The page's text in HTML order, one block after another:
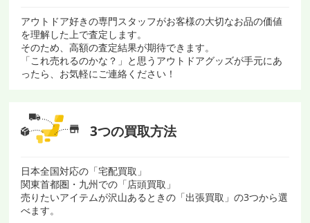
アウトドア好きの専門スタッフがお客様の大切なお品の価値
を理解した上で査定します。
そのため、高額の査定結果が期待できます。
「これ売れるのかな？」と思うアウトドアグッズが手元にあ
ったら、お気軽にご連絡ください！
3つの買取方法
日本全国対応の「宅配買取」
関東首都圏・九州での「店頭買取」
売りたいアイテムが沢山あるときの「出張買取」の3つから選
べます。